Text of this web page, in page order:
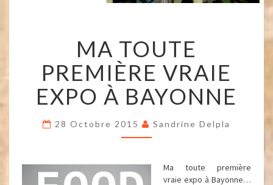
TOUTE
PREMIÈRE
VRAIE
EXPO
À
BAYONNE
MA TOUTE
PREMIÈRE VRAIE
EXPO À BAYONNE
28 Octobre 2015 Sandrine Delpla
Ma toute première
vraie expo à Bayonne…